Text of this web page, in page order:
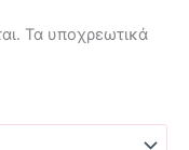
Τα υποχρεωτικά